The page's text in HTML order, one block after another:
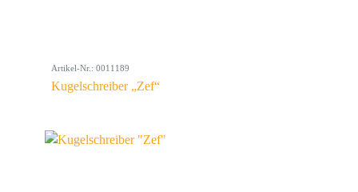
Artikel-Nr.: 0011189
Kugelschreiber „Zef“